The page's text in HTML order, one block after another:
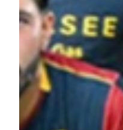
Outlet
Caffè Boasi x Genoa
Helan x Genoa
Isolani x Genoa